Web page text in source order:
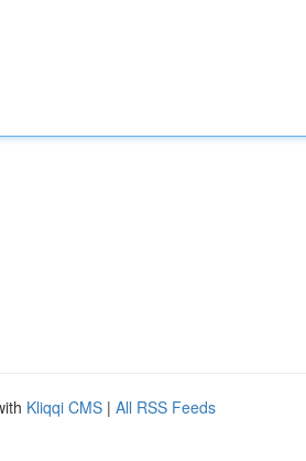
Kliqqi CMS | All RSS Feeds